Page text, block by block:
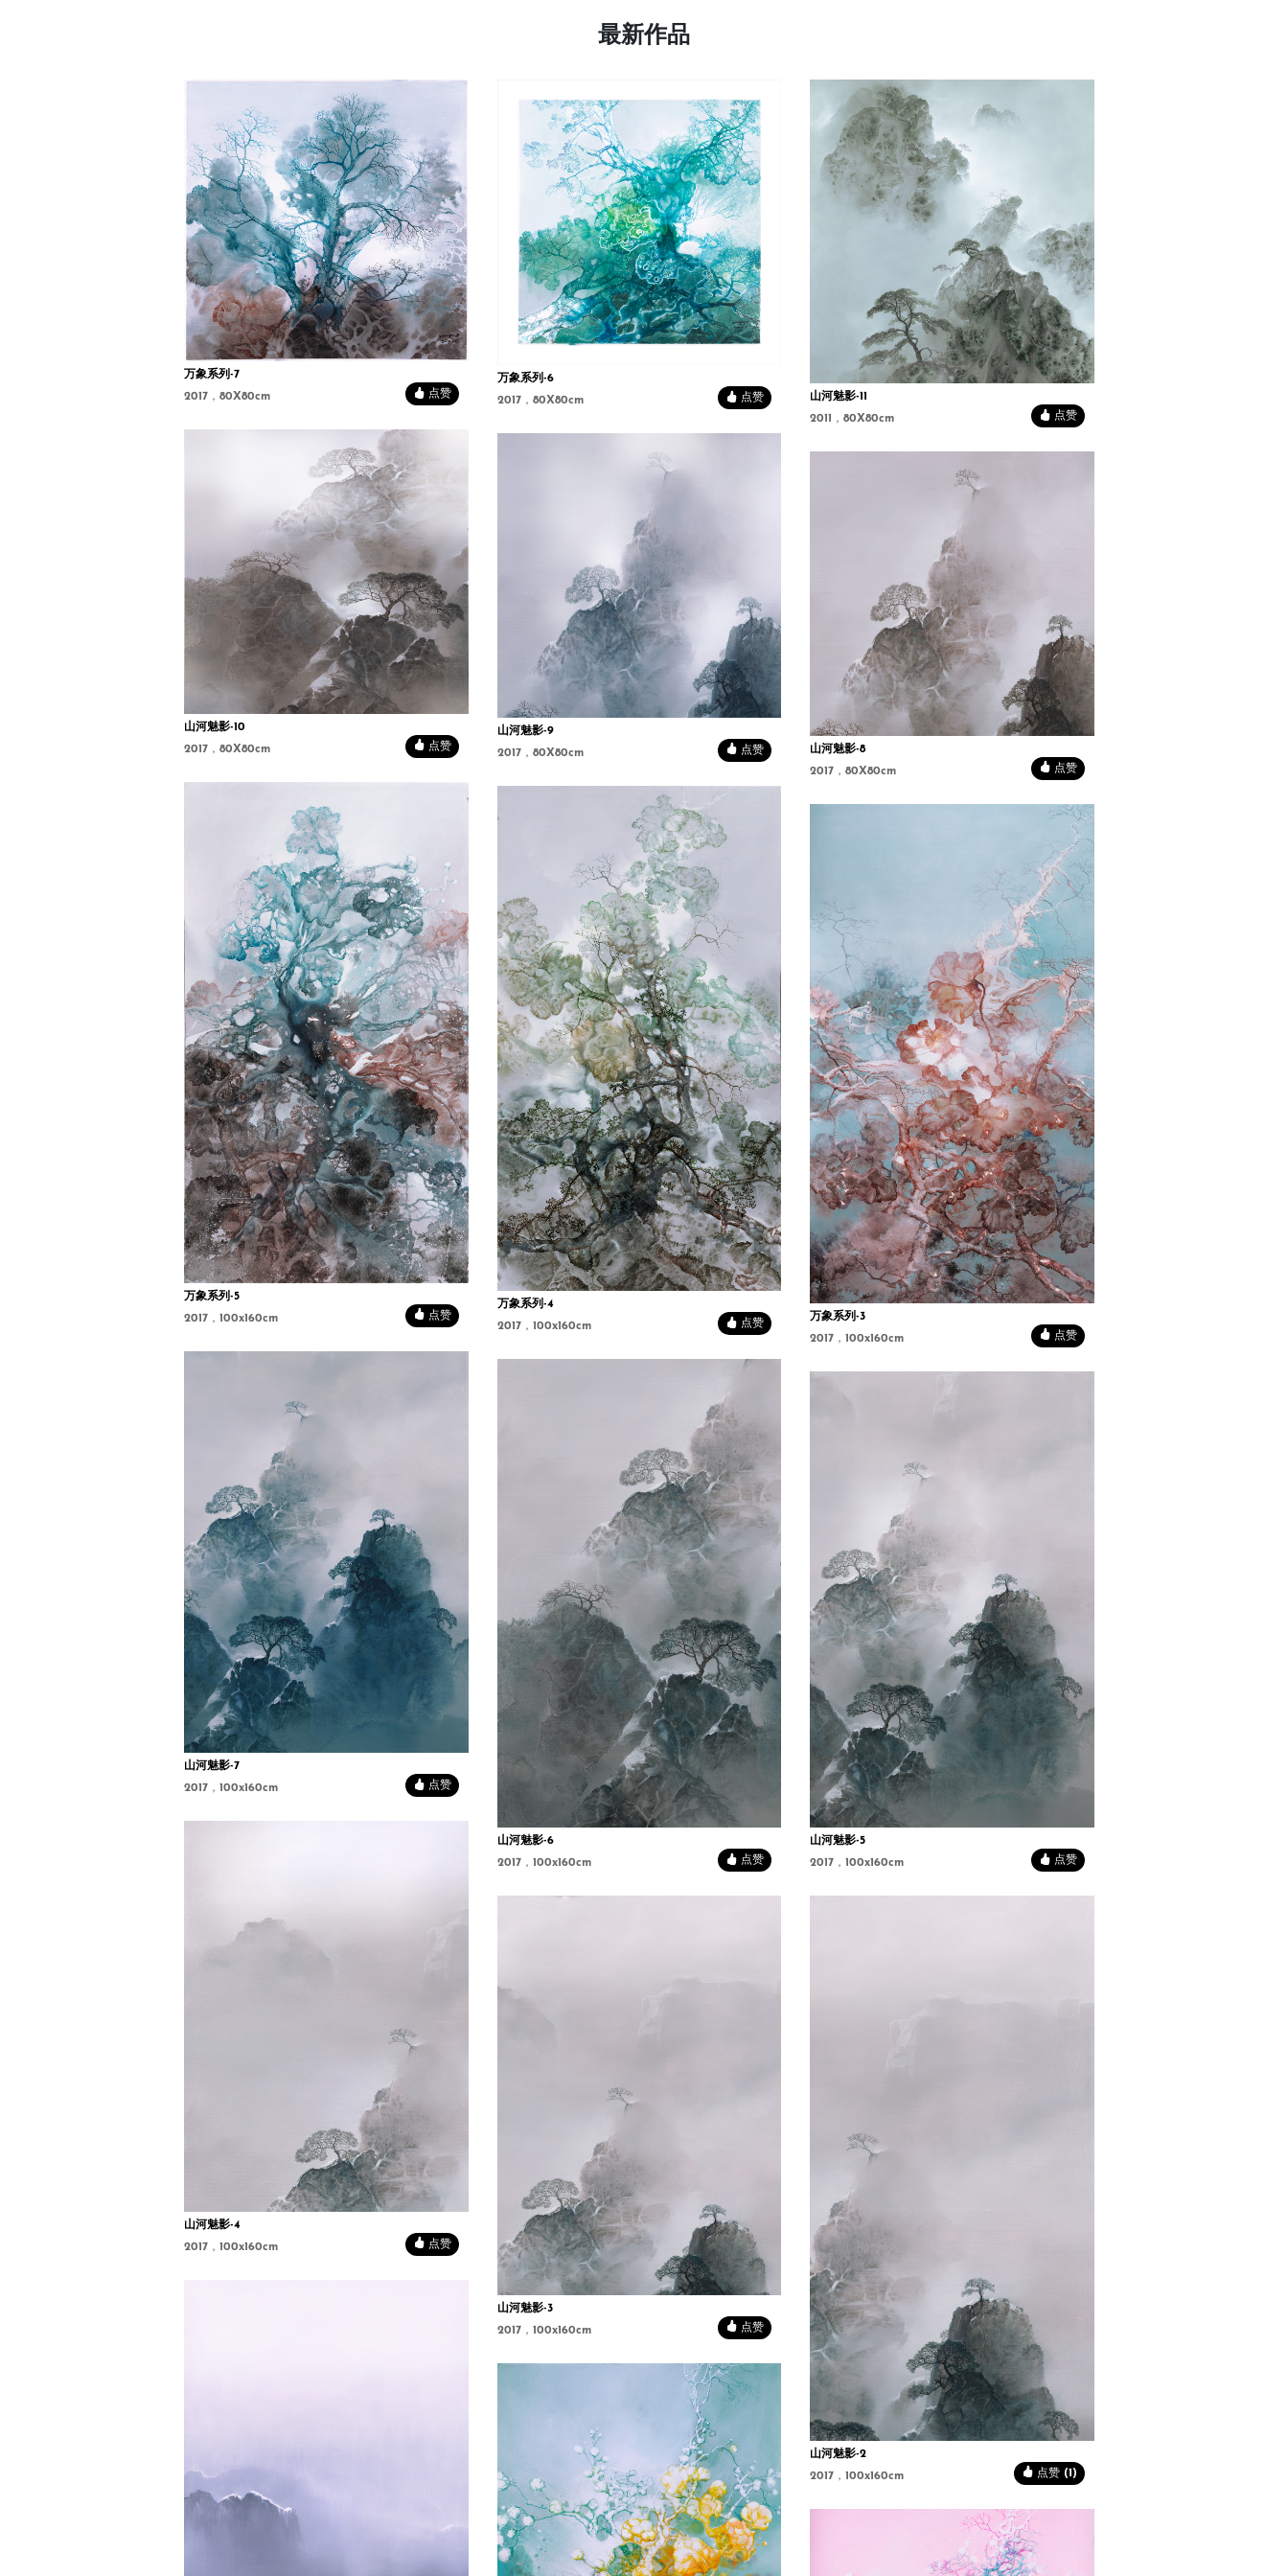
最新作品
万象系列-7
2017，80X80cm
点赞
万象系列-6
2017，80X80cm
点赞
山河魅影-11
2011，80X80cm
点赞
山河魅影-10
2017，80X80cm
点赞
山河魅影-9
2017，80X80cm
点赞
山河魅影-8
2017，80X80cm
点赞
万象系列-5
2017，100x160cm
点赞
万象系列-4
2017，100x160cm
点赞
万象系列-3
2017，100x160cm
点赞
山河魅影-7
2017，100x160cm
点赞
山河魅影-6
2017，100x160cm
点赞
山河魅影-5
2017，100x160cm
点赞
山河魅影-4
2017，100x160cm
点赞
山河魅影-3
2017，100x160cm
点赞
山河魅影-2
2017，100x160cm
点赞 (1)